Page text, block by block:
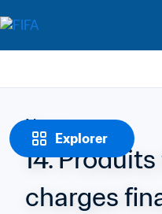
Explorer
Notes
14.
charges